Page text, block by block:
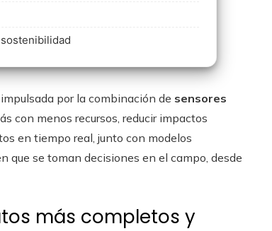
por la combinación de sensores
con menos recursos, reducir impactos
en tiempo real, junto con modelos
que se toman decisiones en el campo, desde
más completos y